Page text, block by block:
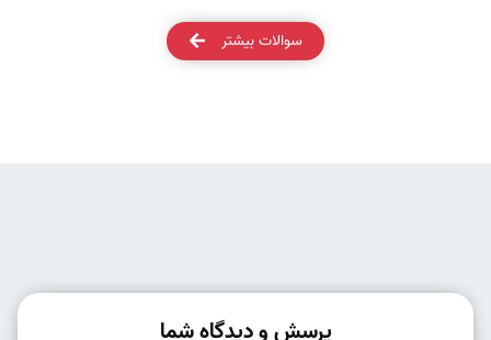
سوالات بیشتر
پرسش و دیدگاه شما